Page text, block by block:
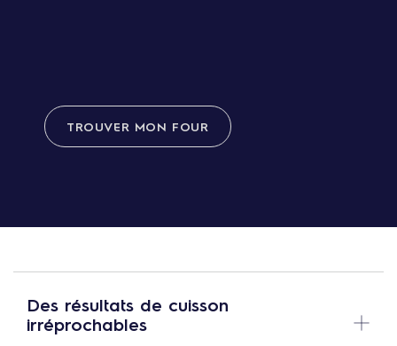
TROUVER MON FOUR
Des résultats de cuisson
irréprochables